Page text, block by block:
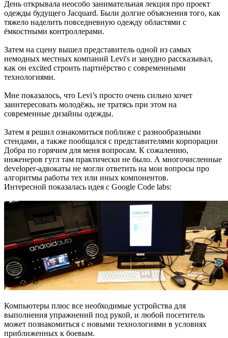
День открывала неособо занимательная лекция про проект
одежды будущего Jacquard. Были долгие объяснения того, как
тяжело наделить повседневную одежду областями с
ёмкостными контроллерами.
Затем на сцену вышел представитель одной из самых
немодных местных компаний Levi's и занудно рассказывал,
как он excited строить партнёрство с современными
технологиями.
Мне показалось, что Levi’s просто очень сильно хочет
заинтересовать молодёжь, не тратясь при этом на
современные дизайны одежды.
Затем я решил ознакомиться поближе с разнообразными
стендами, а также пообщался с представителями корпорации
Добра по горячим для меня вопросам. К сожалению,
инженеров гугл там практически не было. А многочисленные
developer-адвокаты не могли ответить на мои вопросы про
алгоритмы работы тех или иных компонентов.
Интересной показалась идея с Google Code labs:
Компьютеры плюс все необходимые устройства для
выполнения упражнений под рукой, и любой посетитель
может познакомиться с новыми технологиями в условиях
приближенных к боевым.